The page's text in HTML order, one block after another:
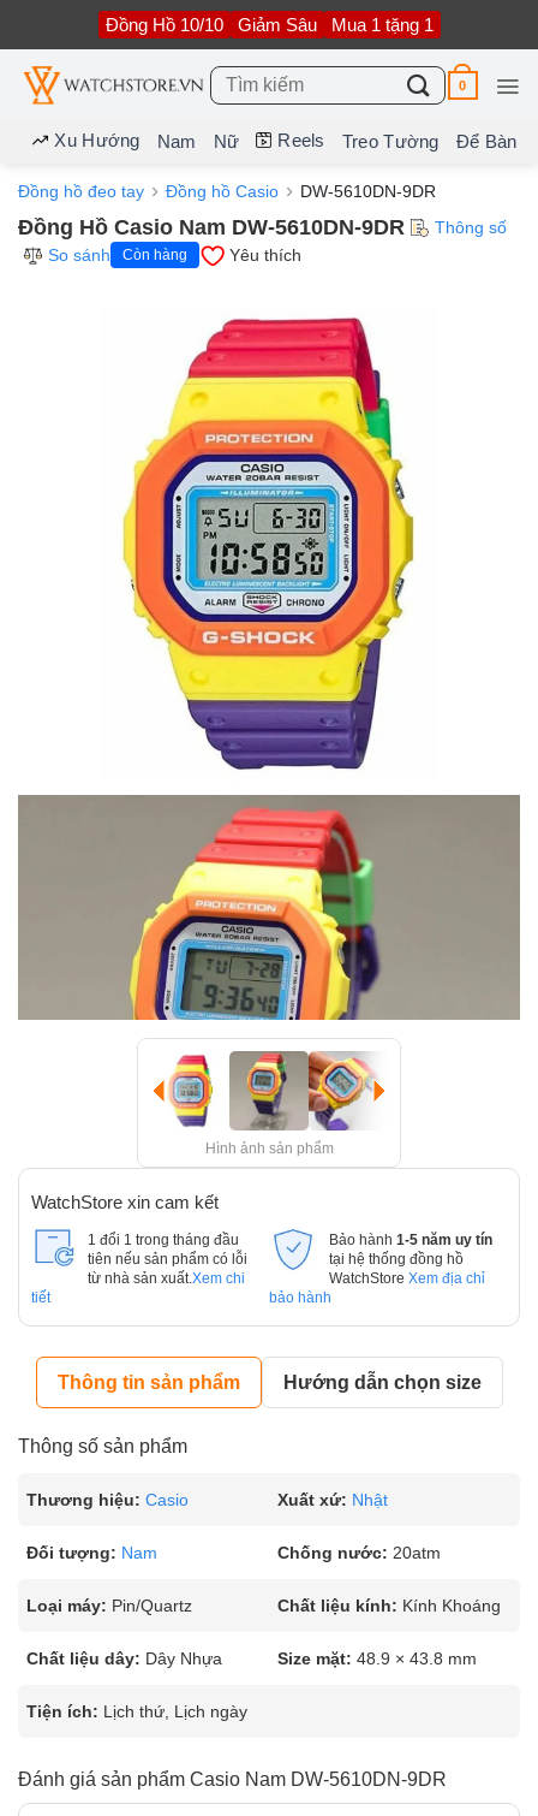
nội
dung
Đồng Hồ 10/10 Giảm Sâu Mua 1 tặng 1
Tìm
kiếm:
0
Xu Hướng Nam Nữ Reels Treo Tường Để Bàn
Đồng hồ đeo tay Đồng hồ Casio DW-5610DN-9DR
Đồng Hồ Casio Nam DW-5610DN-9DR
Thông số
So sánh
Còn hàng Yêu thích
Hình ảnh sản phẩm
WatchStore xin cam kết
1 đổi 1 trong tháng đầu
tiên nếu sản phẩm có lỗi
từ nhà sản xuất. Xem chi
tiết
Bảo hành 1-5 năm uy tín
tại hệ thống đồng hồ
WatchStore Xem địa chỉ
bảo hành
Thông tin sản phẩm Hướng dẫn chọn size
Thông số sản phẩm
Thương hiệu: Casio Xuất xứ: Nhật
Đối tượng: Nam Chống nước: 20atm
Loại máy: Pin/Quartz Chất liệu kính: Kính Khoáng
Chất liệu dây: Dây Nhựa Size mặt: 48.9 × 43.8 mm
Tiện ích: Lịch thứ, Lịch ngày
Đánh giá sản phẩm Casio Nam DW-5610DN-9DR